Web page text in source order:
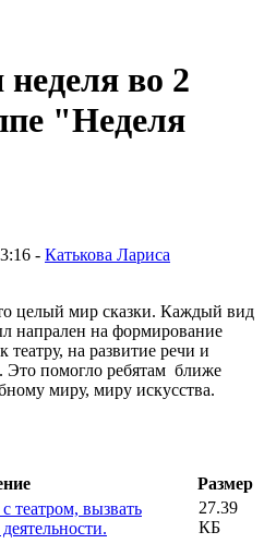
во 2
"Неделя
- Катькова Лариса
целый мир сказки. Каждый вид
напрален на формирование
на развитие речи и
Это помогло ребятам ближе
миру, миру искусства.
Размер
театром, вызвать
27.39
КБ